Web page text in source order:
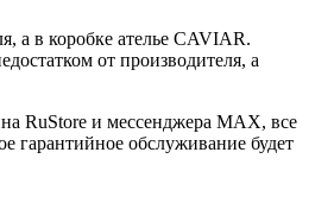
а в коробке ателье CAVIAR.
от производителя, а
RuStore и мессенджера MAX, все
гарантийное обслуживание будет